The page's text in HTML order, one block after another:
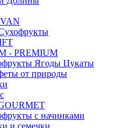
PREMIUM
Ягоды Цукаты
от природы
с начинками
и семечки